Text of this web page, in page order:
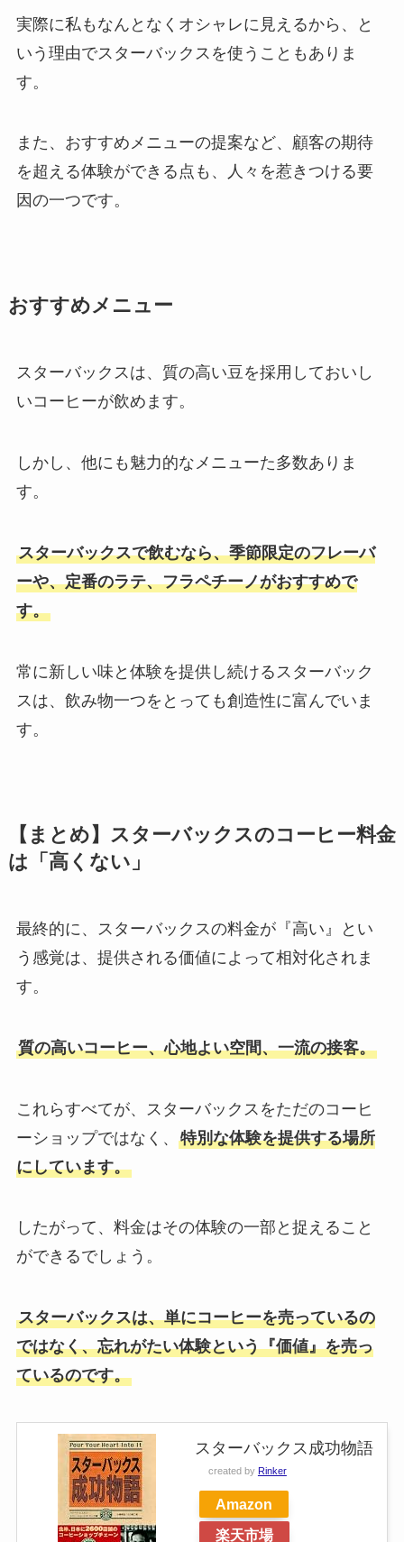
実際に私もなんとなくオシャレに見えるから、と
いう理由でスターバックスを使うこともありま
す。
また、おすすめメニューの提案など、顧客の期待
を超える体験ができる点も、人々を惹きつける要
因の一つです。
おすすめメニュー
スターバックスは、質の高い豆を採用しておいし
いコーヒーが飲めます。
しかし、他にも魅力的なメニューた多数ありま
す。
スターバックスで飲むなら、季節限定のフレーバ
ーや、定番のラテ、フラペチーノがおすすめで
す。
常に新しい味と体験を提供し続けるスターバック
スは、飲み物一つをとっても創造性に富んでいま
す。
【まとめ】スターバックスのコーヒー料金
は「高くない」
最終的に、スターバックスの料金が『高い』とい
う感覚は、提供される価値によって相対化されま
す。
質の高いコーヒー、心地よい空間、一流の接客。
これらすべてが、スターバックスをただのコーヒ
ーショップではなく、 特別な体験を提供する場所
にしています。
したがって、料金はその体験の一部と捉えること
ができるでしょう。
スターバックスは、単にコーヒーを売っているの
ではなく、忘れがたい体験という『価値』を売っ
ているのです。
スターバックス成功物語
created by Rinker
Amazon
楽天市場